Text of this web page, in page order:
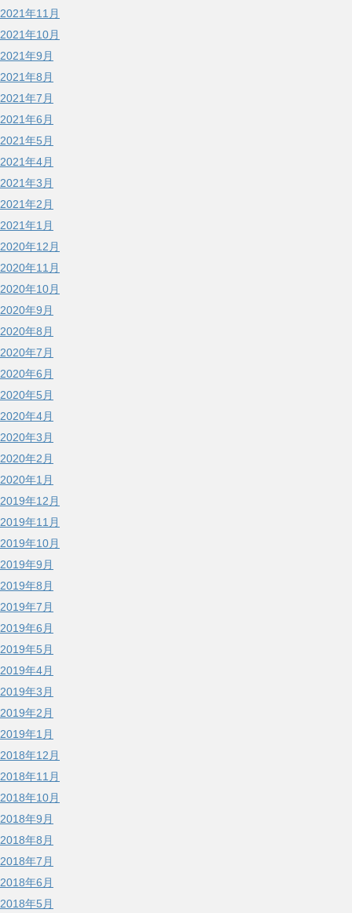
2021年11月
2021年10月
2021年9月
2021年8月
2021年7月
2021年6月
2021年5月
2021年4月
2021年3月
2021年2月
2021年1月
2020年12月
2020年11月
2020年10月
2020年9月
2020年8月
2020年7月
2020年6月
2020年5月
2020年4月
2020年3月
2020年2月
2020年1月
2019年12月
2019年11月
2019年10月
2019年9月
2019年8月
2019年7月
2019年6月
2019年5月
2019年4月
2019年3月
2019年2月
2019年1月
2018年12月
2018年11月
2018年10月
2018年9月
2018年8月
2018年7月
2018年6月
2018年5月